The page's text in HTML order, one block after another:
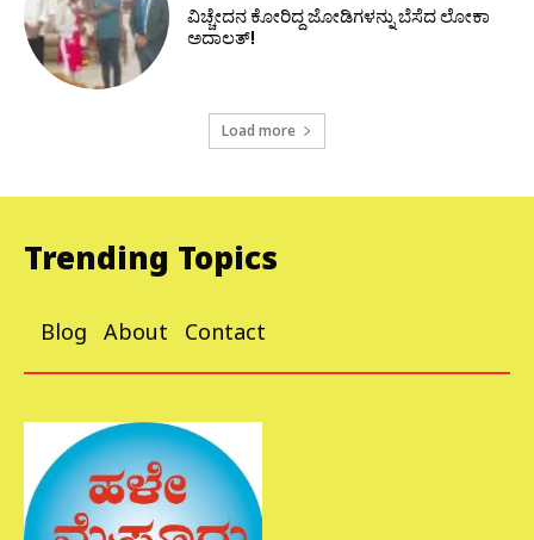
ವಿಚ್ಚೇದನ ಕೋರಿದ್ದ ಜೋಡಿಗಳನ್ನು ಬೆಸೆದ ಲೋಕಾ
ಅದಾಲತ್!
Load more
Trending Topics
Blog About Contact